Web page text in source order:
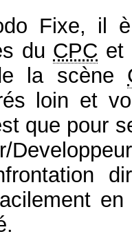
Fixe, il
du CPC et
la scène
loin et
que pour